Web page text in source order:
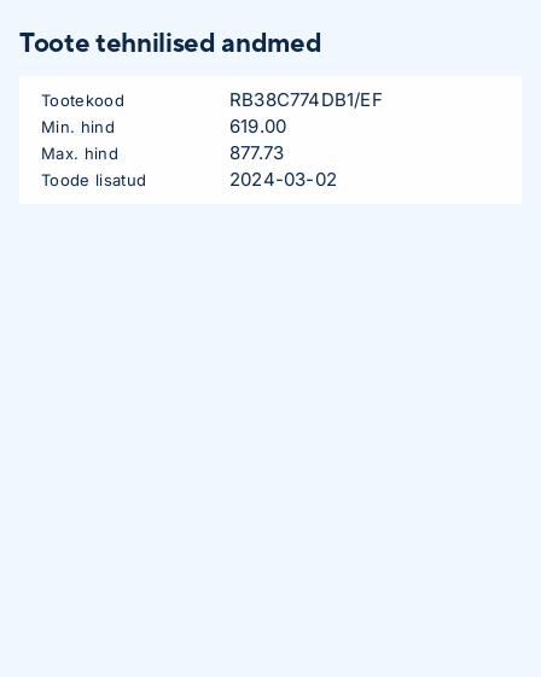
Toote tehnilised andmed
Tootekood RB38C774DB1/EF
Min. hind 619.00
Max. hind 877.73
Toode lisatud 2024-03-02